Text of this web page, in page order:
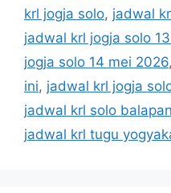
krl jogja solo, jadwal
jadwal krl jogja solo
jogja solo 14 mei 2026,
ini, jadwal krl jogja
jadwal krl solo balapan
jadwal krl tugu